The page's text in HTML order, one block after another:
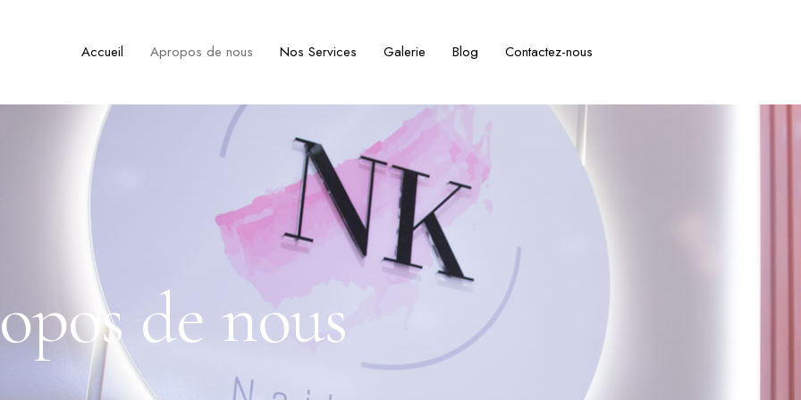
Accueil Apropos de nous Nos Services Galerie Blog Contactez-nous
de nous